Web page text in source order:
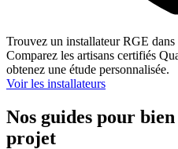
Trouvez un installateur RGE dans
Comparez les artisans certifiés
obtenez une étude personnalisée.
Voir les installateurs
Nos guides pour
projet